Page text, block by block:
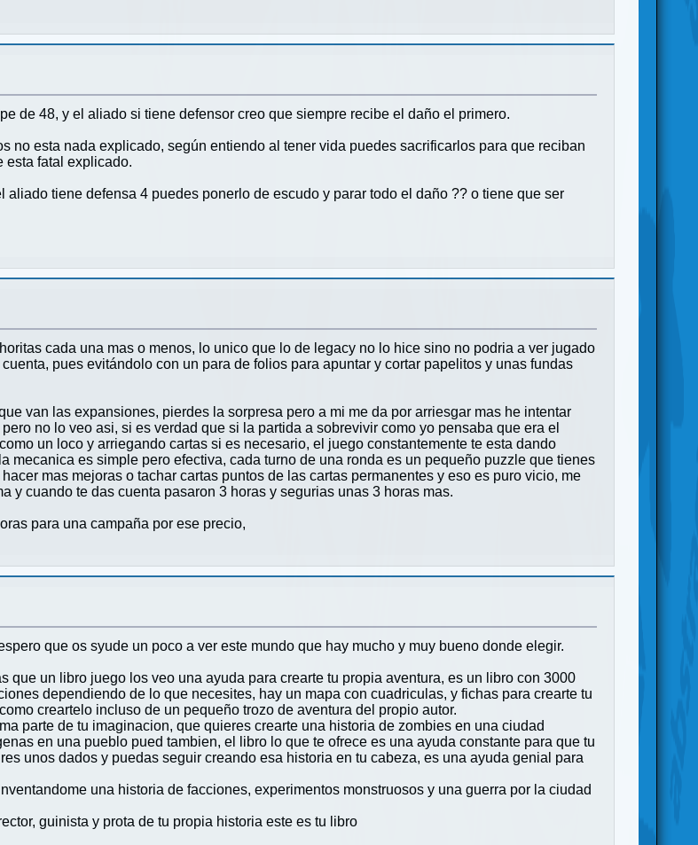
de 48, y el aliado si tiene defensor creo que siempre recibe el daño el primero.
no esta nada explicado, según entiendo al tener vida puedes sacrificarlos para que reciban
esta fatal explicado.
tiene defensa 4 puedes ponerlo de escudo y parar todo el daño ?? o tiene que ser
cada una mas o menos, lo unico que lo de legacy no lo hice sino no podria a ver jugado
pues evitándolo con un para de folios para apuntar y cortar papelitos y unas fundas
van las expansiones, pierdes la sorpresa pero a mi me da por arriesgar mas he intentar
no lo veo asi, si es verdad que si la partida a sobrevivir como yo pensaba que era el
un loco y arriegando cartas si es necesario, el juego constantemente te esta dando
mecanica es simple pero efectiva, cada turno de una ronda es un pequeño puzzle que tienes
mas mejoras o tachar cartas puntos de las cartas permanentes y eso es puro vicio, me
y cuando te das cuenta pasaron 3 horas y segurias unas 3 horas mas.
para una campaña por ese precio,
que os syude un poco a ver este mundo que hay mucho y muy bueno donde elegir.
que un libro juego los veo una ayuda para crearte tu propia aventura, es un libro con 3000
dependiendo de lo que necesites, hay un mapa con cuadriculas, y fichas para crearte tu
creartelo incluso de un pequeño trozo de aventura del propio autor.
parte de tu imaginacion, que quieres crearte una historia de zombies en una ciudad
en una pueblo pued tambien, el libro lo que te ofrece es una ayuda constante para que tu
unos dados y puedas seguir creando esa historia en tu cabeza, es una ayuda genial para
una historia de facciones, experimentos monstruosos y una guerra por la ciudad
guinista y prota de tu propia historia este es tu libro